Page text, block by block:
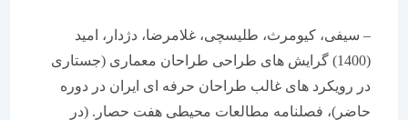
– سیفی، کیومرث، طلیسچی، غلامرضا، دژدار، امید
(1400) گرایش های طراحی طراحان معماری (جستاری
در رویکرد های غالب طراحان حرفه ای ایران در دوره
حاضر)، فصلنامه مطالعات محیطی هفت حصار. (در